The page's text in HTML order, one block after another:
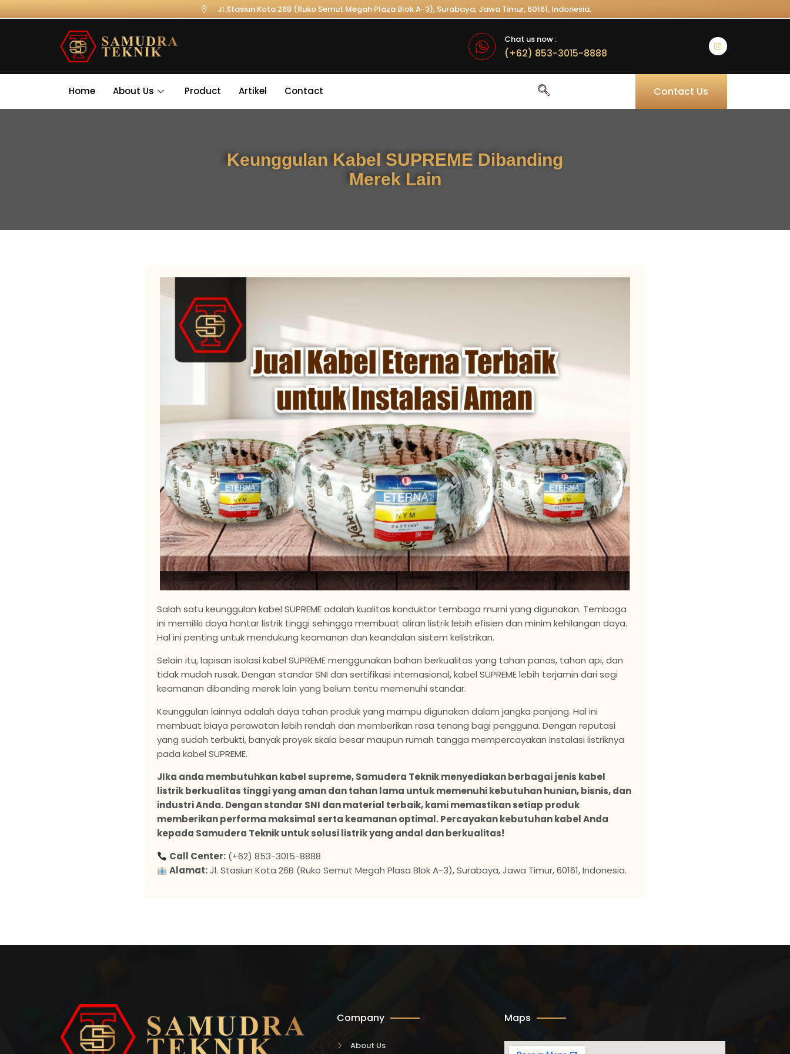
Jl.Stasiun Kota 26B (Ruko Semut Megah Plaza Blok A-3), Surabaya, Jawa Timur, 60161, Indonesia.
Chat us now :
(+62) 853-3015-8888
Home About Us Product Artikel Contact Contact Us
Keunggulan Kabel SUPREME Dibanding
Merek Lain
Salah satu keunggulan kabel SUPREME adalah kualitas konduktor tembaga murni yang digunakan. Tembaga
ini memiliki daya hantar listrik tinggi sehingga membuat aliran listrik lebih efisien dan minim kehilangan daya.
Hal ini penting untuk mendukung keamanan dan keandalan sistem kelistrikan.
Selain itu, lapisan isolasi kabel SUPREME menggunakan bahan berkualitas yang tahan panas, tahan api, dan
tidak mudah rusak. Dengan standar SNI dan sertifikasi internasional, kabel SUPREME lebih terjamin dari segi
keamanan dibanding merek lain yang belum tentu memenuhi standar.
Keunggulan lainnya adalah daya tahan produk yang mampu digunakan dalam jangka panjang. Hal ini
membuat biaya perawatan lebih rendah dan memberikan rasa tenang bagi pengguna. Dengan reputasi
yang sudah terbukti, banyak proyek skala besar maupun rumah tangga mempercayakan instalasi listriknya
pada kabel SUPREME.
JIka anda membutuhkan kabel supreme, Samudera Teknik menyediakan berbagai jenis kabel
listrik berkualitas tinggi yang aman dan tahan lama untuk memenuhi kebutuhan hunian, bisnis, dan
industri Anda. Dengan standar SNI dan material terbaik, kami memastikan setiap produk
memberikan performa maksimal serta keamanan optimal. Percayakan kebutuhan kabel Anda
kepada Samudera Teknik untuk solusi listrik yang andal dan berkualitas!
Call Center: (+62) 853-3015-8888
Alamat:Jl. Stasiun Kota 26B (Ruko Semut Megah Plasa Blok A-3), Surabaya, Jawa Timur, 60161, Indonesia.
Company
About Us
Maps